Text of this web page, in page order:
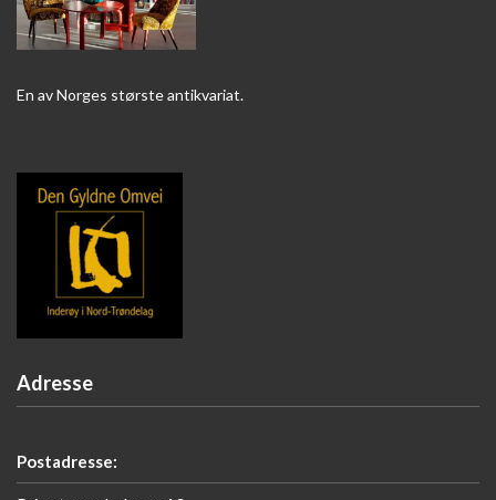
En av Norges største antikvariat.
Adresse
Postadresse: